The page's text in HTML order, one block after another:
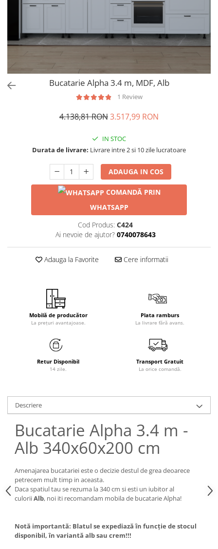
Bucatarie Alpha 3.4 m, MDF, Alb
1 Review
4.138,81 RON3.517,99 RON
IN STOC
Durata de livrare: Livrare intre 2 si 10 zile lucratoare
ADAUGA IN COS
COMANDĂ PRIN
WHATSAPP
Cod Produs: C424
Ai nevoie de ajutor? 0740078643
Adauga la Favorite Cere informatii
Mobilă de producător
La prețuri avantajoase.
Plata ramburs
La livrare fără avans.
Retur Disponibil
14 zile.
Transport Gratuit
La orice comandă.
Descriere
Bucatarie Alpha 3.4 m -
Alb 340x60x200 cm
Amenajarea bucatariei este o decizie destul de grea deoarece
petrecem mult timp in aceasta.
Daca spatiul tau se rezuma la 340 cm si esti un iubitor al
culoriiAlb, noi iti recomandam mobila de bucatarie Alpha!
Notă importantă: Blatul se expediază în funcție de stocul
disponibil, în variantă alb sau crem!!!